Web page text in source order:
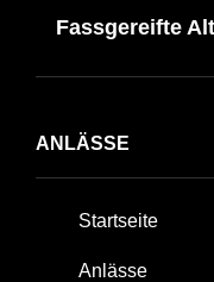
Post
Fassgereifte
ANLÄSSE
Startseite
Anlässe